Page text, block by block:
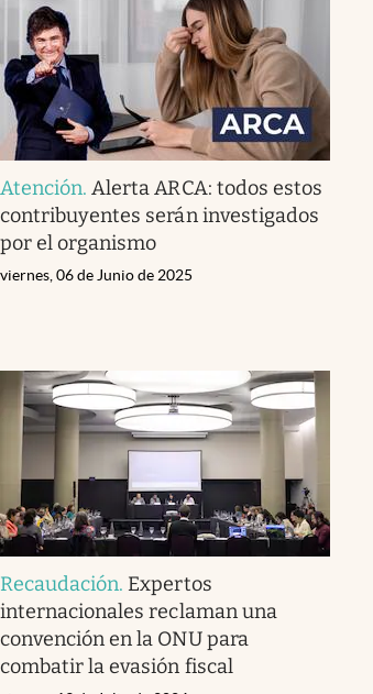
Atención.Alerta ARCA: todos estos
contribuyentes serán investigados
por el organismo
viernes, 06 de Junio de 2025
Recaudación. Expertos
internacionales reclaman una
convención en la ONU para
combatir la evasión fiscal